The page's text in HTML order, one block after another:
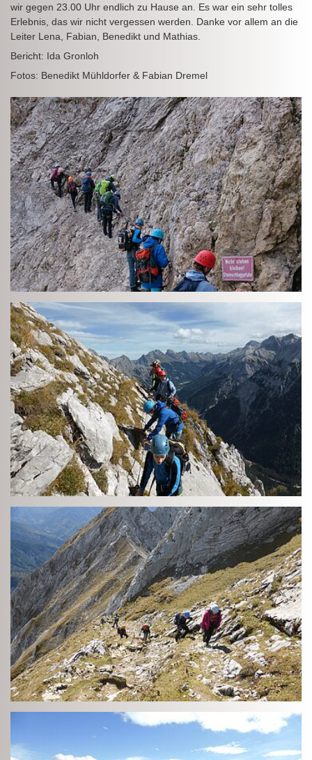
wir gegen 23.00 Uhr endlich zu Hause an. Es war ein sehr tolles
Erlebnis, das wir nicht vergessen werden. Danke vor allem an die
Leiter Lena, Fabian, Benedikt und Mathias.
Bericht: Ida Gronloh
Fotos: Benedikt Mühldorfer & Fabian Dremel